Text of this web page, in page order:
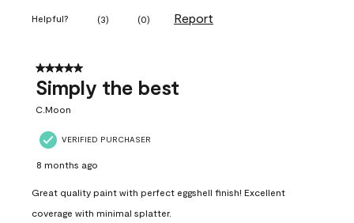
Helpful? (3) (0) Report
5 out of 5 stars.
Simply the best
C.Moon
VERIFIED PURCHASER
8 months ago
Great quality paint with perfect eggshell finish! Excellent
coverage with minimal splatter.